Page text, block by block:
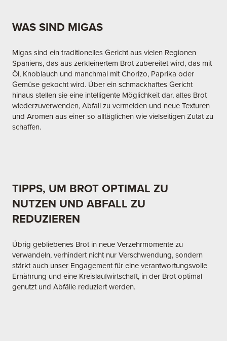
WAS SIND MIGAS
Migas sind ein traditionelles Gericht aus vielen Regionen
Spaniens, das aus zerkleinertem Brot zubereitet wird, das mit
Öl, Knoblauch und manchmal mit Chorizo, Paprika oder
Gemüse gekocht wird. Über ein schmackhaftes Gericht
hinaus stellen sie eine intelligente Möglichkeit dar, altes Brot
wiederzuverwenden, Abfall zu vermeiden und neue Texturen
und Aromen aus einer so alltäglichen wie vielseitigen Zutat zu
schaffen.
TIPPS, UM BROT OPTIMAL ZU
NUTZEN UND ABFALL ZU
REDUZIEREN
Übrig gebliebenes Brot in neue Verzehrmomente zu
verwandeln, verhindert nicht nur Verschwendung, sondern
stärkt auch unser Engagement für eine verantwortungsvolle
Ernährung und eine Kreislaufwirtschaft, in der Brot optimal
genutzt und Abfälle reduziert werden.